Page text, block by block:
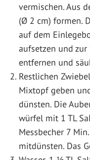
vermischen. Aus
(Ø 2 cm) formen.
auf dem
aufsetzen und
entfernen und
Restlichen
Mixtopf geben
dünsten. Die
würfel mit 1 TL
Messbecher 7
mitdünsten. Das